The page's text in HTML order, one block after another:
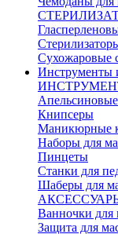
Сухожаровые
Инструменты
Книпсеры
Маникюрные
Наборы для
Пинцеты
Станки для
Шаберы для
Ванночки для
Защита для